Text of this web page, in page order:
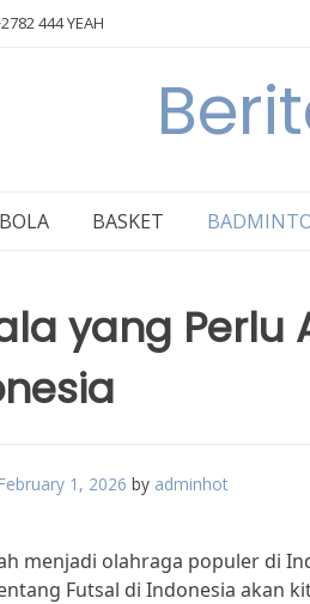
444 YEAH
BASKET
yang Perlu
February 1, 2026 by adminhot
menjadi olahraga populer di
Futsal di Indonesia akan